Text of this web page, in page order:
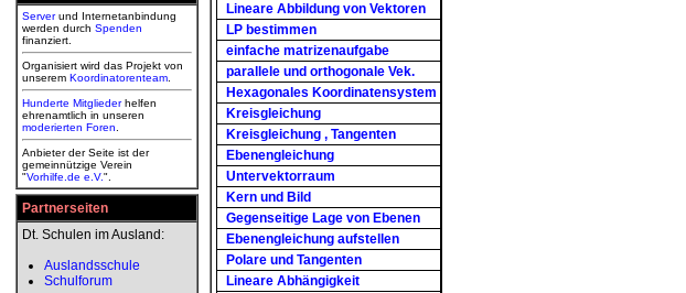
Serverund Internetanbindung
werden durch Spenden
finanziert.
Organisiert wird das Projekt von
unserem Koordinatorenteam
Hunderte Mitgliederhelfen
ehrenamtlich in unseren
moderierten Foren
Anbieter der Seite ist der
gemeinnützige Verein
"Vorhilfe.de e.V.".
Partnerseiten
Dt. Schulen im Ausland:
Auslandsschule
Schulforum
Lineare Abbildung von Vektoren
LP bestimmen
einfache matrizenaufgabe
parallele und orthogonale Vek.
Hexagonales Koordinatensystem
Kreisgleichung
Kreisgleichung , Tangenten
Ebenengleichung
Untervektorraum
Kern und Bild
Gegenseitige Lage von Ebenen
Ebenengleichung aufstellen
Polare und Tangenten
Lineare Abhängigkeit